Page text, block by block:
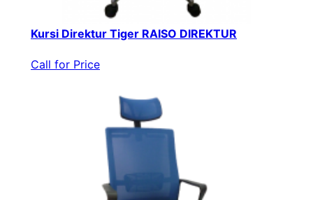
Kursi Direktur Tiger RAISO DIREKTUR
Call for Price